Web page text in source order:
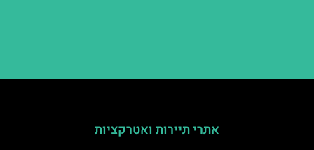
אתרי תיירות ואטרקציות